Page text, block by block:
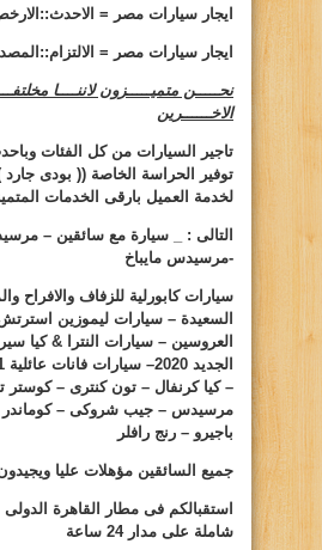
ايجار سيارات مصر =
ايجار سيارات مصر =
نحـــــن متميـــــزون لاننــــا
الاخــــــرين
تاجير السيارات من كل الفئات
توفير الحراسة الخاصة (( بودى
لخدمة العميل بارقى الخدمات
التالى : _ سيارة مع سائقين –
-مرسيدس مايباخ
سيارات كابورلية للزفاف والافراح
السعيدة – سيارات ليموزين
العروسين – سيارات النترا & كيا
الجديد 2020– سيارات فانات عائلية
– كيا كرنفال – تون كنترى – كوستر
مرسيدس – جيب شروكى – كوماندر –
باجيرو – رنج رافلر
جميع السائقين مؤهلات عليا ويجيدون
استقبالكم فى مطار القاهرة
شاملة على مدار 24 ساعة